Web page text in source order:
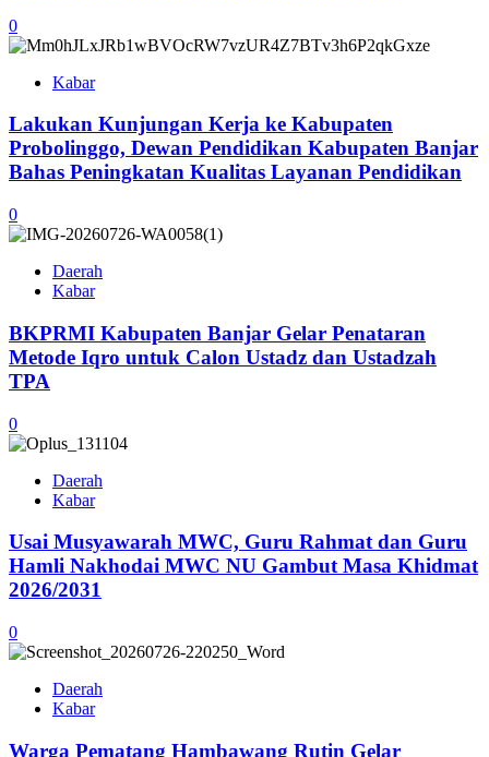
0
Kabar
Lakukan Kunjungan Kerja ke Kabupaten
Probolinggo, Dewan Pendidikan Kabupaten Banjar
Bahas Peningkatan Kualitas Layanan Pendidikan
0
Daerah
Kabar
BKPRMI Kabupaten Banjar Gelar Penataran
Metode Iqro untuk Calon Ustadz dan Ustadzah
TPA
0
Daerah
Kabar
Usai Musyawarah MWC, Guru Rahmat dan Guru
Hamli Nakhodai MWC NU Gambut Masa Khidmat
2026/2031
0
Daerah
Kabar
Warga Pematang Hambawang Rutin Gelar